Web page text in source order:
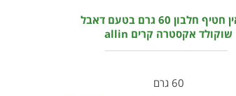
אולאין חטיף חלבון 60 גרם בטעם דאבל
שוקולד אקסטרה קרים allin
60 גרם